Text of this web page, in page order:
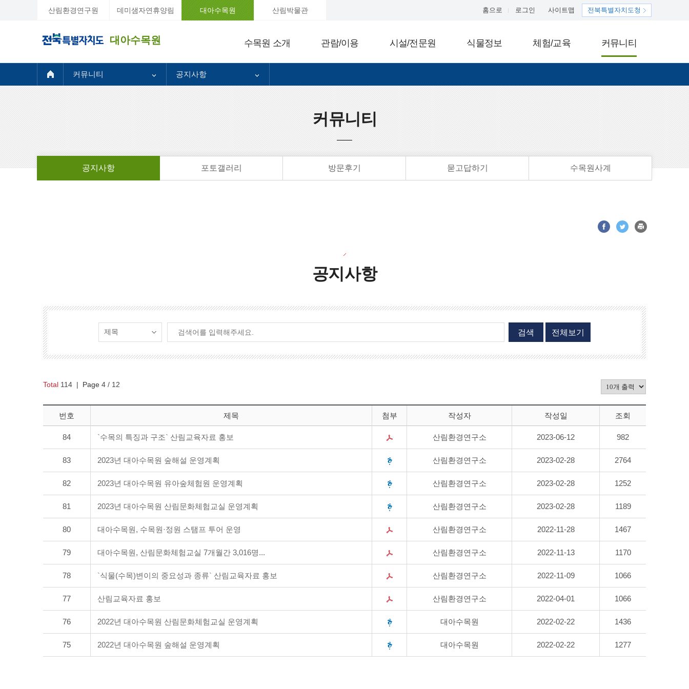
산림환경연구원 데미샘자연휴양림 대아수목원 산림박물관 홈으로 로그인 사이트맵 전북특별자치도청
대아수목원 수목원 소개 관람/이용 시설/전문원 식물정보 체험/교육 커뮤니티
커뮤니티 공지사항
커뮤니티
공지사항 포토갤러리 방문후기 묻고답하기 수목원사계
공지사항
검색 전체보기
Total 114 Page 4 / 12
번호 제목 첨부 작성자 작성일 조회
84 `수목의 특징과 구조` 산림교육자료 홍보 산림환경연구소 2023-06-12 982
83 2023년 대아수목원 숲해설 운영계획 산림환경연구소 2023-02-28 2764
82 2023년 대아수목원 유아숲체험원 운영계획 산림환경연구소 2023-02-28 1252
81 2023년 대아수목원 산림문화체험교실 운영계획 산림환경연구소 2023-02-28 1189
80 대아수목원, 수목원·정원 스탬프 투어 운영 산림환경연구소 2022-11-28 1467
79 대아수목원, 산림문화체험교실 7개월간 3,016명... 산림환경연구소 2022-11-13 1170
78 `식물(수목)변이의 중요성과 종류` 산림교육자료 홍보 산림환경연구소 2022-11-09 1066
77 산림교육자료 홍보 산림환경연구소 2022-04-01 1066
76 2022년 대아수목원 산림문화체험교실 운영계획 대아수목원 2022-02-22 1436
75 2022년 대아수목원 숲해설 운영계획 대아수목원 2022-02-22 1277